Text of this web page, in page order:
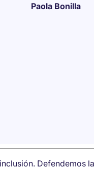
Paola Bonilla
Defendemos